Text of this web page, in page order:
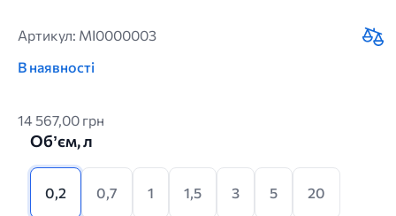
Артикул: MI0000003
В наявності
14 567,00 грн
Обʼєм, л
0,2 0,7 1 1,5 3 5 20